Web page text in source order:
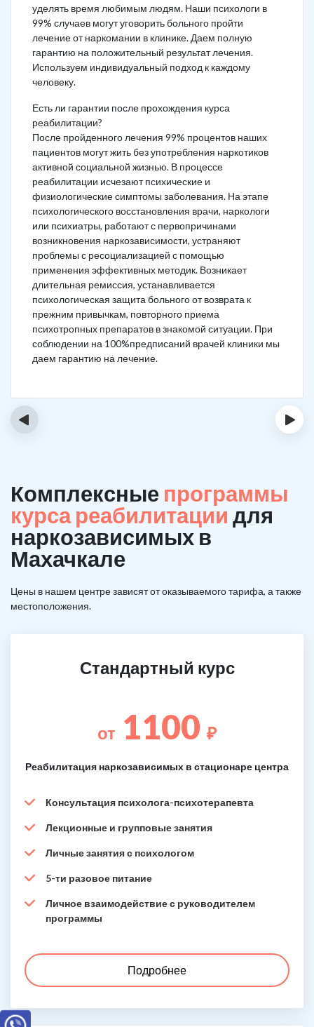
уделять время любимым людям. Наши психологи в
99% случаев могут уговорить больного пройти
лечение от наркомании в клинике. Даем полную
гарантию на положительный результат лечения.
Используем индивидуальный подход к каждому
человеку.
Есть ли гарантии после прохождения курса
реабилитации?
После пройденного лечения 99% процентов наших
пациентов могут жить без употребления наркотиков
активной социальной жизнью. В процессе
реабилитации исчезают психические и
физиологические симптомы заболевания. На этапе
психологического восстановления врачи, наркологи
или психиатры, работают с первопричинами
возникновения наркозависимости, устраняют
проблемы с ресоциализацией с помощью
применения эффективных методик. Возникает
длительная ремиссия, устанавливается
психологическая защита больного от возврата к
прежним привычкам, повторного приема
психотропных препаратов в знакомой ситуации. При
соблюдении на 100%предписаний врачей клиники мы
даем гарантию на лечение.
‹ ›
Комплексные программы
курса реабилитации для
наркозависимых в
Махачкале
Цены в нашем центре зависят от оказываемого тарифа, а также
местоположения.
Стандартный курс
от 1100 ₽
Реабилитация наркозависимых в стационаре центра
Консультация психолога-психотерапевта
Лекционные и групповые занятия
Личные занятия с психологом
5-ти разовое питание
Личное взаимодействие с руководителем
программы
Подробнее